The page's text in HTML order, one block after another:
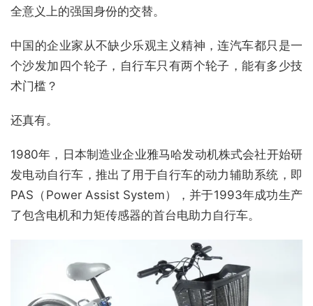
全意义上的强国身份的交替。
中国的企业家从不缺少乐观主义精神，连汽车都只是一
个沙发加四个轮子，自行车只有两个轮子，能有多少技
术门槛？
还真有。
1980年，日本制造业企业雅马哈发动机株式会社开始研
发电动自行车，推出了用于自行车的动力辅助系统，即
PAS（Power Assist System），并于1993年成功生产
了包含电机和力矩传感器的首台电助力自行车。